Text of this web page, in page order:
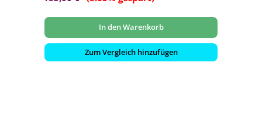
In den Warenkorb
Zum Vergleich hinzufügen